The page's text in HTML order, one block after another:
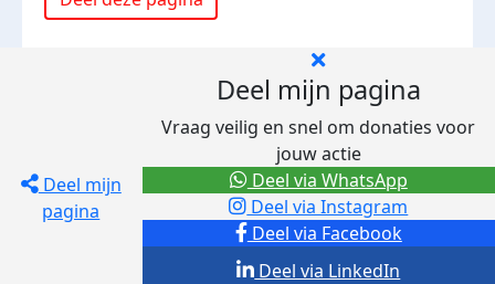
Deel mijn
pagina
Deel mijn pagina
Vraag veilig en snel om donaties voor
jouw actie
Deel via Facebook
Deel via Instagram
Deel via LinkedIn
Deel via WhatsApp